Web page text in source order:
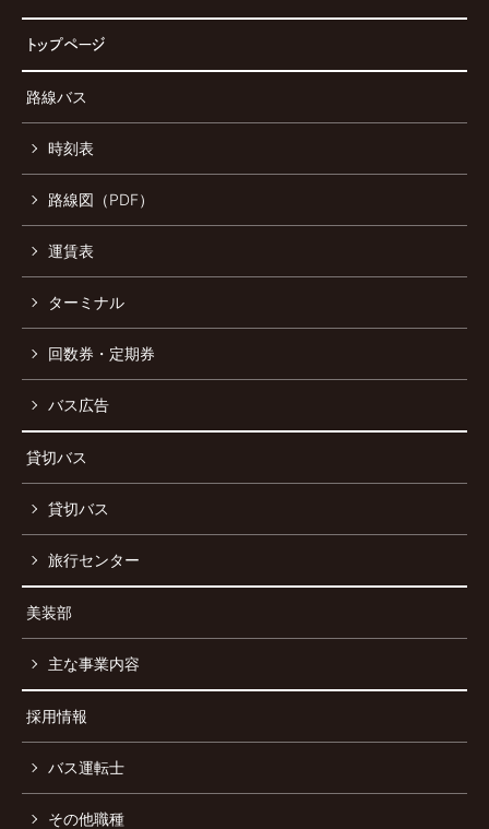
トップページ
路線バス
時刻表
路線図（PDF）
運賃表
ターミナル
回数券・定期券
バス広告
貸切バス
貸切バス
旅行センター
美装部
主な事業内容
採用情報
バス運転士
その他職種